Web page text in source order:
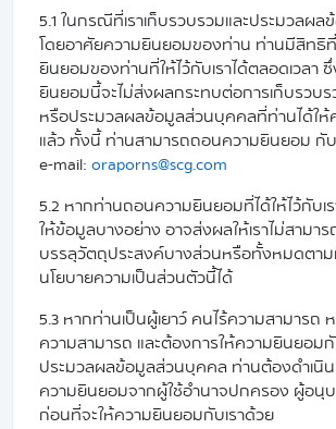
5.1 ​ในกรณีที่เราเก็บรวบรวมและประมวลผ
โดยอาศัยความยินยอมของท่าน ท่านมีสิทธิ
ยินยอมของท่านที่ให้ไว้กับเราได้ตลอดเวลา
ยินยอมนี้จะไม่ส่งผลกระทบต่อการเก็บรวบร
หรือประมวลผลข้อมูลส่วนบุคคลที่ท่านได้ให้
แล้ว ทั้งนี้ ท่านสามารถถอนความยินยอม กับ
e-mail: oraporns@scg.com
5.2 หากท่านถอนความยินยอมที่ได้ให้ไว้กับเ
ให้ข้อมูลบางอย่าง อาจส่งผลให้เราไม่สามาร
บรรลุวัตถุประสงค์บางส่วนหรือทั้งหมดตาม
นโยบายความเป็นส่วนตัวนี้ได้
5.3 ​หากท่านเป็นผู้เยาว์ คนไร้ความสามารถ
ความสามารถ และต้องการให้ความยินยอมกั
ประมวลผลข้อมูลส่วนบุคคล ท่านต้องดำเนิน
ความยินยอมจากผู้ใช้อำนาจปกครอง ผู้อ
ก่อนที่จะให้ความยินยอมกับเราด้วย